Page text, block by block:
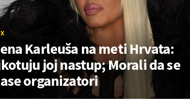
Karleuša na meti Hrvata:
joj nastup; Morali da se
organizatori